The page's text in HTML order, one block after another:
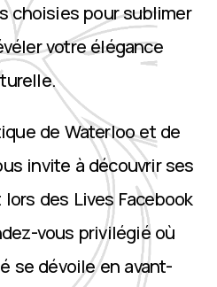
choisies pour sublimer
votre élégance
de Waterloo et de
invite à découvrir ses
des Lives Facebook
vous privilégié où
se dévoile en avant-